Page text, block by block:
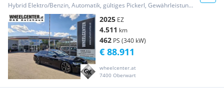
Hybrid Elektro/Benzin, Automatik, gültiges Pickerl, Gewährleistung, Garantie
2025 EZ
4.511 km
462 PS (340 kW)
wheelcenter.at
7400 Oberwart
€ 88.911